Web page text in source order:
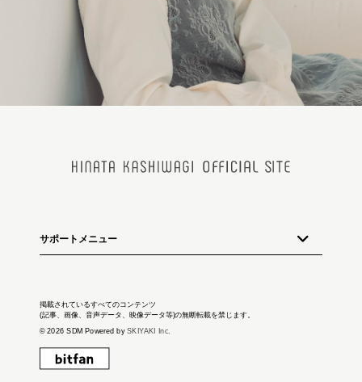
サポートメニュー
掲載されているすべてのコンテンツ
(記事、画像、音声データ、映像データ等)の無断転載を禁じます。
© 2026 SDM Powered by SKIYAKI Inc.